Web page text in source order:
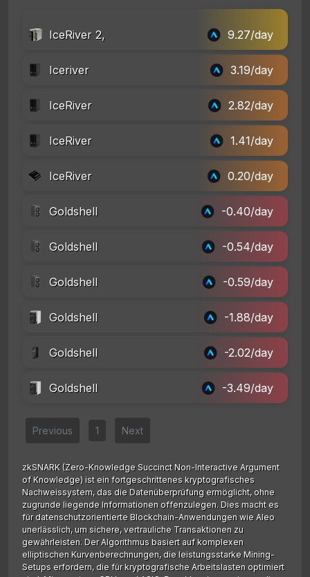
IceRiver 2, 9.27/day
Iceriver 3.19/day
IceRiver 2.82/day
IceRiver 1.41/day
IceRiver 0.20/day
Goldshell -0.40/day
Goldshell -0.54/day
Goldshell -0.59/day
Goldshell -1.88/day
Goldshell -2.02/day
Goldshell -3.49/day
Previous 1 Next
zkSNARK (Zero-Knowledge Succinct Non-Interactive Argument
of Knowledge) ist ein fortgeschrittenes kryptografisches
Nachweissystem, das die Datenüberprüfung ermöglicht, ohne
zugrunde liegende Informationen offenzulegen. Dies macht es
für datenschutzorientierte Blockchain-Anwendungen wie Aleo
unerlässlich, um sichere, vertrauliche Transaktionen zu
gewährleisten. Der Algorithmus basiert auf komplexen
elliptischen Kurvenberechnungen, die leistungsstarke Mining-
Setups erfordern, die für kryptografische Arbeitslasten optimiert